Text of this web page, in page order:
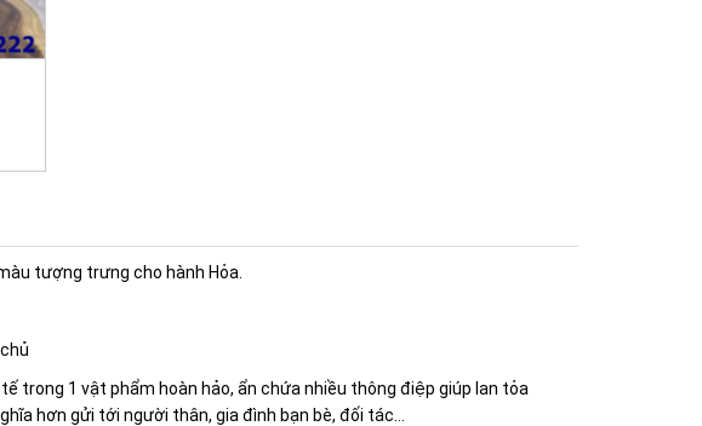
tượng trưng cho hành Hỏa.
trong 1 vật phẩm hoàn hảo, ẩn chứa nhiều thông điệp giúp lan tỏa
hơn gửi tới người thân, gia đình bạn bè, đối tác...